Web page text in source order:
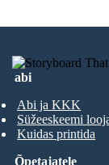
abi
Abi ja KKK
Süžeeskeemi
Kuidas printida
Õpetajatele